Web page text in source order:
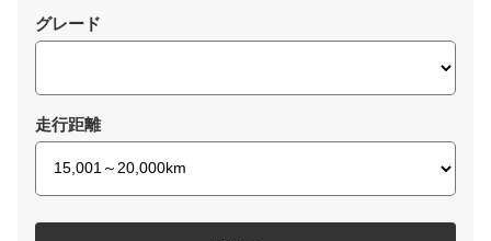
グレード
走行距離